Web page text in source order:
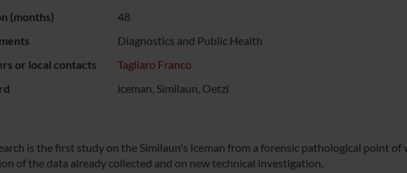
(months)
48
Diagnostics and Public Health
or local contacts
Tagliaro Franco
iceman, Similaun, Oetzi
is the first study on the Similaun's Iceman from a forensic pathological point of
of the data already collected and on new technical investigation.